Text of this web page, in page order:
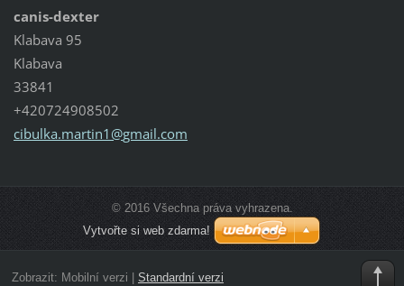
canis-dexter
Klabava 95
Klabava
33841
+420724908502
cibulka.martin1@gmail.com
© 2016 Všechna práva vyhrazena.
Vytvořte si web zdarma!
Zobrazit: Mobilní verzi Standardní verzi